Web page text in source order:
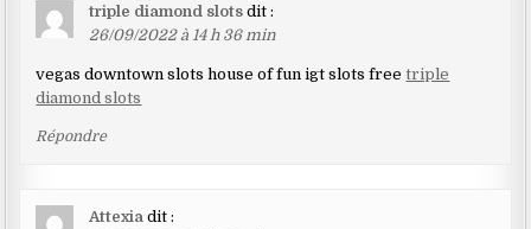
triple diamond slots dit :
26/09/2022 à 14 h 36 min
vegas downtown slots house of fun igt slots freetriple
diamond slots
Répondre
Attexia dit :